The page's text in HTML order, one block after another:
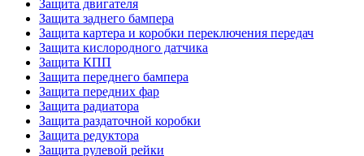
Защита двигателя
Защита заднего бампера
Защита картера и коробки переключения передач
Защита кислородного датчика
Защита КПП
Защита переднего бампера
Защита передних фар
Защита радиатора
Защита раздаточной коробки
Защита редуктора
Защита рулевой рейки